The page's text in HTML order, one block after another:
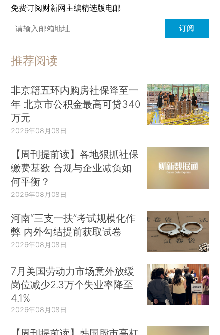
免费订阅财新网主编精选版电邮
订阅
推荐阅读
非京籍五环内购房社保降至一
年 北京市公积金最高可贷340
万元
2026年08月08日
【周刊提前读】各地狠抓社保
缴费基数 合规与企业减负如
何平衡？
2026年08月08日
河南“三支一扶”考试规模化作
弊 内外勾结提前获取试卷
2026年08月08日
7月美国劳动力市场意外放缓
岗位减少2.3万个失业率降至
4.1%
2026年08月08日